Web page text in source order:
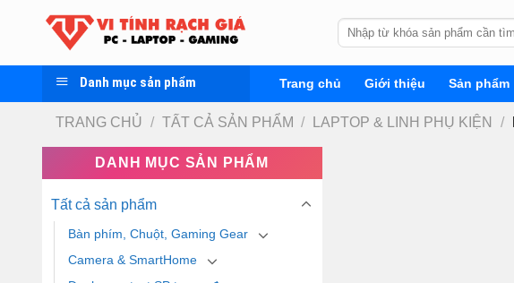
Tìm
kiếm:
Danh mục sản phẩm Trang chủ Giới thiệu Sản phẩm
TRANG CHỦ / TẤT CẢ SẢN PHẨM / LAPTOP & LINH PHỤ KIỆN /
DANH MỤC SẢN PHẨM
Tất cả sản phẩm
Bàn phím, Chuột, Gaming Gear
Camera & SmartHome